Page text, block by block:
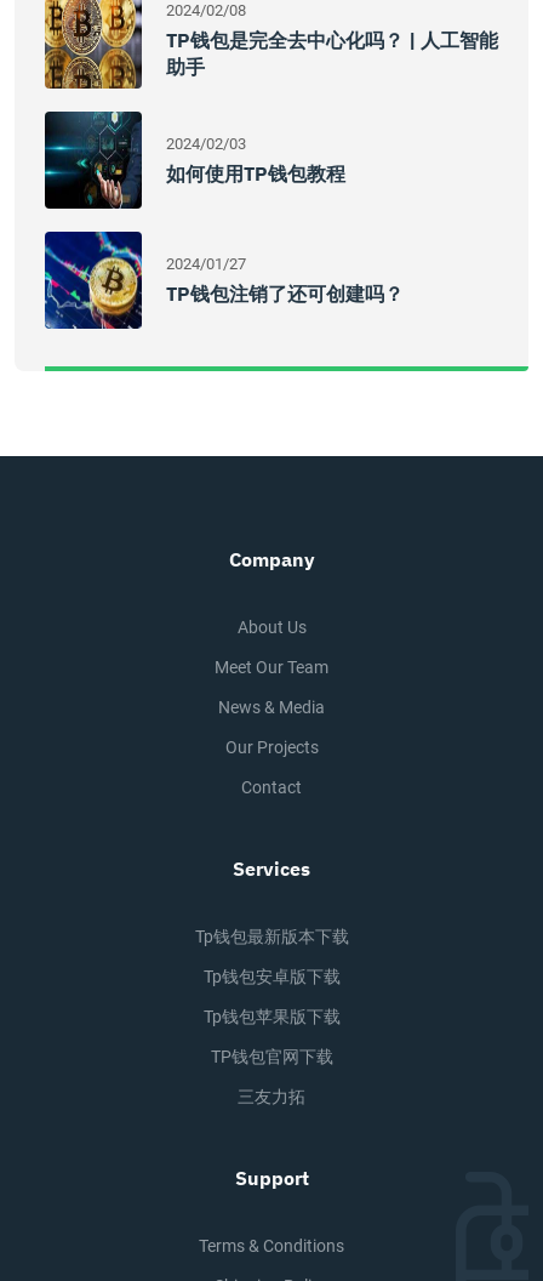
2024/02/08
TP钱包是完全去中心化吗？ | 人工智能
助手
2024/02/03
如何使用TP钱包教程
2024/01/27
TP钱包注销了还可创建吗？
Company
About Us
Meet Our Team
News & Media
Our Projects
Contact
Services
Tp钱包最新版本下载
Tp钱包安卓版下载
Tp钱包苹果版下载
TP钱包官网下载
三友力拓
Support
Terms & Conditions